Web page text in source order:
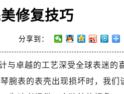
修复技巧
分享到：
与卓越的工艺深受全球表迷的
腕表的表壳出现损坏时，我们